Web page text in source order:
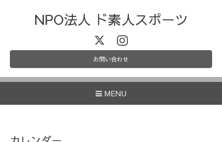
NPO法人 ド素人スポーツ
お問い合わせ
MENU